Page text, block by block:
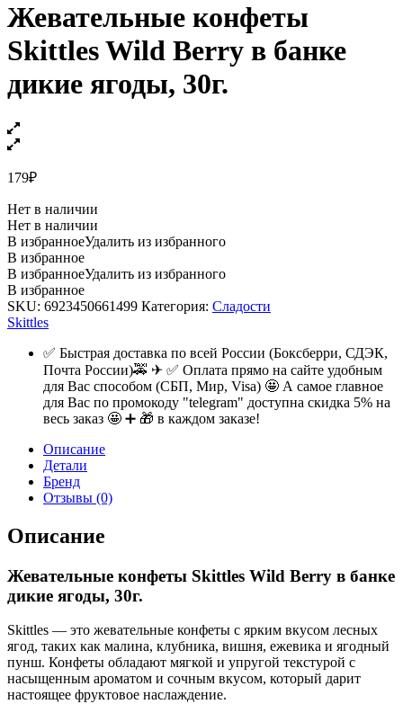
Жевательные конфеты
Skittles Wild Berry в банке
дикие ягоды, 30г.
179₽
Нет в наличии
Нет в наличии
В избранноеУдалить из избранного
В избранное
В избранноеУдалить из избранного
В избранное
SKU: 6923450661499 Категория: Сладости
Skittles
✅ Быстрая доставка по всей России (Боксберри, СДЭК,
Почта России)🚕 ✈ ✅ Оплата прямо на сайте удобным
для Вас способом (СБП, Мир, Visa) 🤩 А самое главное
для Вас по промокоду "telegram" доступна скидка 5% на
весь заказ 🤩 ➕ 🎁 в каждом заказе!
Описание
Детали
Бренд
Отзывы (0)
Описание
Жевательные конфеты Skittles Wild Berry в банке
дикие ягоды, 30г.
Skittles — это жевательные конфеты с ярким вкусом лесных
ягод, таких как малина, клубника, вишня, ежевика и ягодный
пунш. Конфеты обладают мягкой и упругой текстурой с
насыщенным ароматом и сочным вкусом, который дарит
настоящее фруктовое наслаждение.